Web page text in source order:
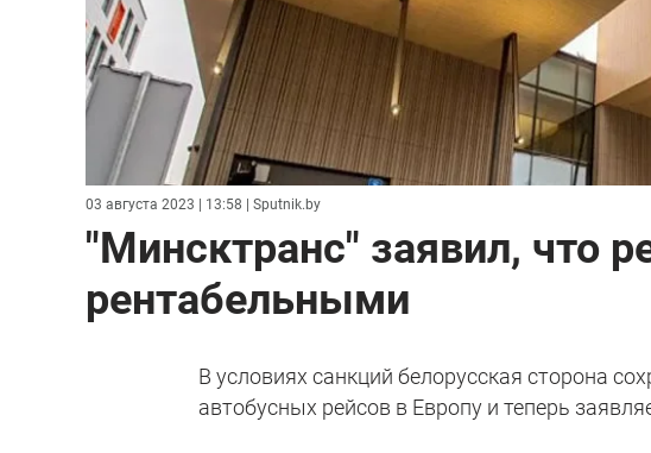
03 августа 2023 | 13:58 | Sputnik.by
"Минсктранс" заявил, что
рентабельными
В условиях санкций белорусская сторона
автобусных рейсов в Европу и теперь